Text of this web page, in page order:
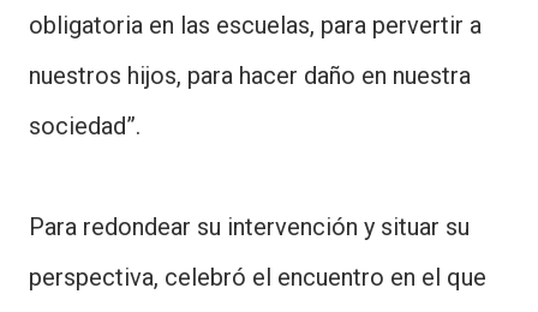
obligatoria en las escuelas, para pervertir a
nuestros hijos, para hacer daño en nuestra
sociedad”.
Para redondear su intervención y situar su
perspectiva, celebró el encuentro en el que